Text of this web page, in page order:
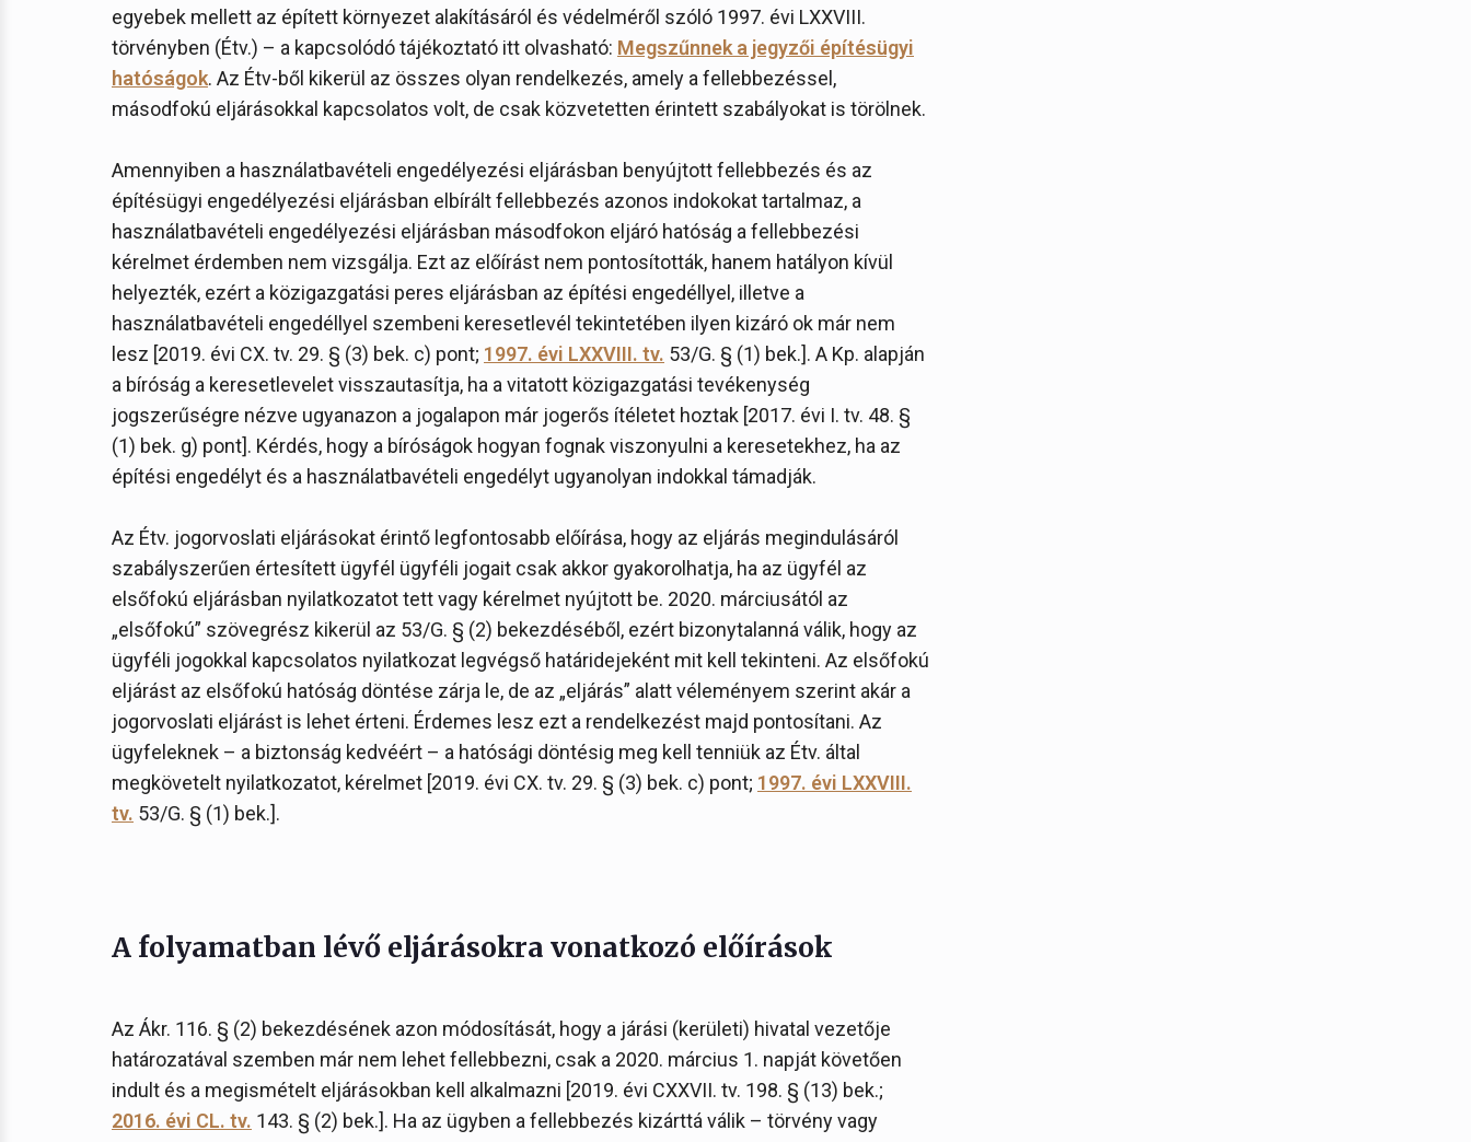
egyebek mellett az épített környezet alakításáról és védelméről szóló 1997. évi LXXVIII.
törvényben (Étv.) – a kapcsolódó tájékoztató itt olvasható: Megszűnnek a jegyzői építésügyi
hatóságok. Az Étv-ből kikerül az összes olyan rendelkezés, amely a fellebbezéssel,
másodfokú eljárásokkal kapcsolatos volt, de csak közvetetten érintett szabályokat is törölnek.
Amennyiben a használatbavételi engedélyezési eljárásban benyújtott fellebbezés és az
építésügyi engedélyezési eljárásban elbírált fellebbezés azonos indokokat tartalmaz, a
használatbavételi engedélyezési eljárásban másodfokon eljáró hatóság a fellebbezési
kérelmet érdemben nem vizsgálja. Ezt az előírást nem pontosították, hanem hatályon kívül
helyezték, ezért a közigazgatási peres eljárásban az építési engedéllyel, illetve a
használatbavételi engedéllyel szembeni keresetlevél tekintetében ilyen kizáró ok már nem
lesz [2019. évi CX. tv. 29. § (3) bek. c) pont; 1997. évi LXXVIII. tv. 53/G. § (1) bek.]. A Kp. alapján
a bíróság a keresetlevelet visszautasítja, ha a vitatott közigazgatási tevékenység
jogszerűségre nézve ugyanazon a jogalapon már jogerős ítéletet hoztak [2017. évi I. tv. 48. §
(1) bek. g) pont]. Kérdés, hogy a bíróságok hogyan fognak viszonyulni a keresetekhez, ha az
építési engedélyt és a használatbavételi engedélyt ugyanolyan indokkal támadják.
Az Étv. jogorvoslati eljárásokat érintő legfontosabb előírása, hogy az eljárás megindulásáról
szabályszerűen értesített ügyfél ügyféli jogait csak akkor gyakorolhatja, ha az ügyfél az
elsőfokú eljárásban nyilatkozatot tett vagy kérelmet nyújtott be. 2020. márciusától az
„elsőfokú” szövegrész kikerül az 53/G. § (2) bekezdéséből, ezért bizonytalanná válik, hogy az
ügyféli jogokkal kapcsolatos nyilatkozat legvégső határidejeként mit kell tekinteni. Az elsőfokú
eljárást az elsőfokú hatóság döntése zárja le, de az „eljárás” alatt véleményem szerint akár a
jogorvoslati eljárást is lehet érteni. Érdemes lesz ezt a rendelkezést majd pontosítani. Az
ügyfeleknek – a biztonság kedvéért – a hatósági döntésig meg kell tenniük az Étv. által
megkövetelt nyilatkozatot, kérelmet [2019. évi CX. tv. 29. § (3) bek. c) pont; 1997. évi LXXVIII.
tv. 53/G. § (1) bek.].
A folyamatban lévő eljárásokra vonatkozó előírások
Az Ákr. 116. § (2) bekezdésének azon módosítását, hogy a járási (kerületi) hivatal vezetője
határozatával szemben már nem lehet fellebbezni, csak a 2020. március 1. napját követően
indult és a megismételt eljárásokban kell alkalmazni [2019. évi CXXVII. tv. 198. § (13) bek.;
2016. évi CL. tv. 143. § (2) bek.]. Ha az ügyben a fellebbezés kizárttá válik – törvény vagy